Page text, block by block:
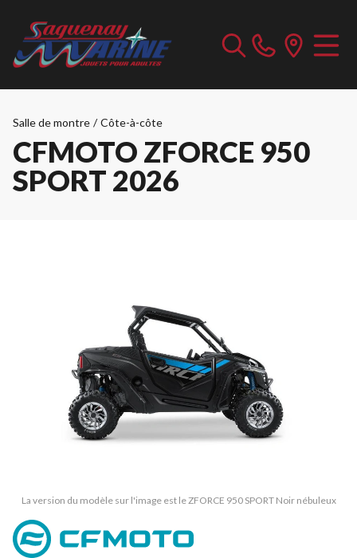
Salle de montre / Côte-à-côte
CFMOTO ZFORCE 950
SPORT 2026
La version du modèle sur l'image est le ZFORCE 950 SPORT Noir nébuleux